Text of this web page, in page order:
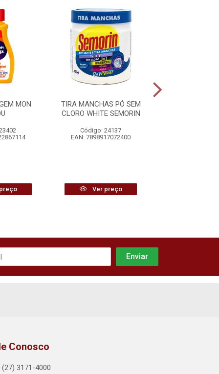
MON
TIRA MANCHAS PÓ SEM
CLORO WHITE SEMORIN
Código: 24137
EAN: 7898917072400
Ver preço
Conosco
(27) 3171-4000